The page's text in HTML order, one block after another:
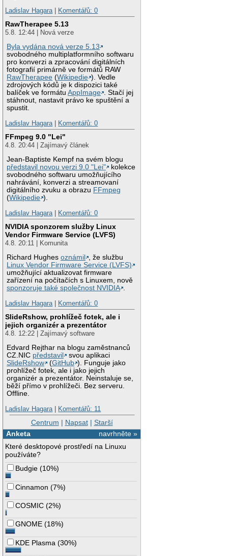
Ladislav Hagara| Komentářů: 0
RawTherapee 5.13
5.8. 12:44 | Nová verze
Byla vydána nová verze 5.13
svobodného multiplatformního softwaru
pro konverzi a zpracování digitálních
fotografií primárně ve formátů RAW
RawTherapee (Wikipedie ). Vedle
zdrojových kódů je k dispozici také
balíček ve formátuAppImage . Stačí jej
stáhnout, nastavit právo ke spuštění a
spustit.
Ladislav Hagara| Komentářů: 0
FFmpeg 9.0 "Lei"
4.8. 20:44 | Zajímavý článek
Jean-Baptiste Kempf na svém blogu
představil novou verzi 9.0 "Lei"
kolekce
svobodného softwaru umožňujícího
nahrávání, konverzi a streamovaní
digitálního zvuku a obrazu FFmpeg
(Wikipedie ).
Ladislav Hagara| Komentářů: 0
NVIDIA sponzorem služby Linux
Vendor Firmware Service (LVFS)
4.8. 20:11 | Komunita
Richard Hughesoznámil
, že službu
Linux Vendor Firmware Service (LVFS)
umožňující aktualizovat firmware
zařízení na počítačích s Linuxem, nově
sponzoruje také společnost NVIDIA .
Ladislav Hagara| Komentářů: 0
SlideRshow, prohlížeč fotek, ale i
jejich organizér a prezentátor
4.8. 12:22 | Zajímavý software
Edvard Rejthar na blogu zaměstnanců
CZ.NIC představil
svou aplikaci
SlideRshow
(GitHub ). Funguje jako
prohlížeč fotek, ale i jako jejich
organizér a prezentátor. Neinstaluje se,
běží přímo v prohlížeči. Bez serveru.
Offline.
Ladislav Hagara| Komentářů: 11
Centrum | Napsat| Starší
navrhněte »
Anketa
Které desktopové prostředí na Linuxu
používáte?
Budgie (10%)
Cinnamon (7%)
COSMIC (2%)
GNOME (18%)
KDE Plasma (30%)